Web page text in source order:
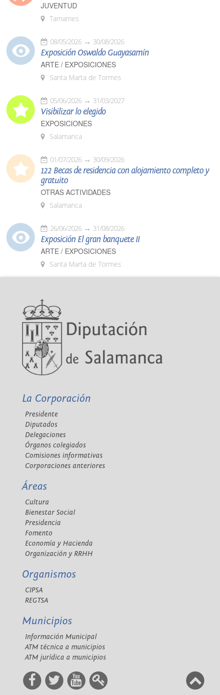
JUVENTUD
Tamames
08/05/2026 30/08/2026
Exposición Oswaldo Guayasamín
ARTE / EXPOSICIONES
Santa Marta de Tormes
05/06/2026 31/03/2027
Visibilizar lo elegido
EXPOSICIONES
Salamanca
01/07/2026 30/09/2026
122 Becas de residencia con alojamiento completo y
gratuito
OTRAS ACTIVIDADES
Salamanca
26/06/2026 31/08/2026
Exposición El gran banquete II
ARTE / EXPOSICIONES
Santa Marta de Tormes
La Corporación
Presidente
Diputados
Delegaciones
Órganos colegiados
Comisiones informativas
Corporaciones anteriores
Áreas
Cultura
Bienestar Social
Presidencia
Fomento
Economía y Hacienda
Organización y RRHH
Organismos
CIPSA
REGTSA
Municipios
Información Municipal
ATM técnica a municipios
ATM jurídica a municipios